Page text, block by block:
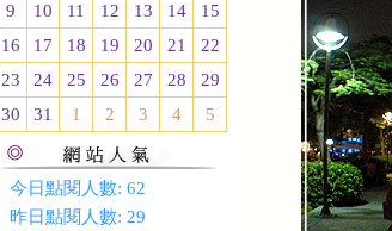
9
10 11 12 13 14
15
16
17 18 19 20 21
22
23
24 25 26 27 28
29
30
31 1 2 3 4 5
今日點閱人數: 62
昨日點閱人數: 29